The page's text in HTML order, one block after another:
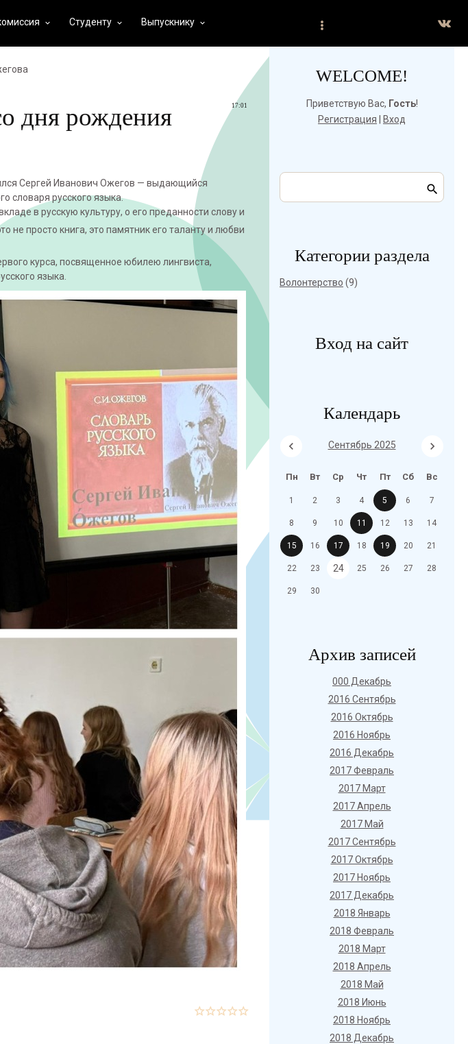
keyboard_arrow_down Студенту keyboard_arrow_down Выпускнику keyboard_arrow_down
17:01
дня рождения
Сергей Иванович Ожегов — выдающийся
словаря русского языка.
в русскую культуру, о его преданности слову и
не просто книга, это памятник его таланту и любви
курса, посвященное юбилею лингвиста,
языка.
WELCOME!
Приветствую Вас, Гость!
Регистрация
Вход
Категории раздела
Волонтерство (9)
Вход на сайт
Календарь
Сентябрь 2025
Пн Вт Ср Чт Пт Сб Вс
1 2 3 4 5 6 7
8 9 10 11 12 13 14
15 16 17 18 19 20 21
22 23 24 25 26 27 28
29 30
Архив записей
000 Декабрь
2016 Сентябрь
2016 Октябрь
2016 Ноябрь
2016 Декабрь
2017 Февраль
2017 Март
2017 Апрель
2017 Май
2017 Сентябрь
2017 Октябрь
2017 Ноябрь
2017 Декабрь
2018 Январь
2018 Февраль
2018 Март
2018 Апрель
2018 Май
2018 Июнь
2018 Ноябрь
2018 Декабрь